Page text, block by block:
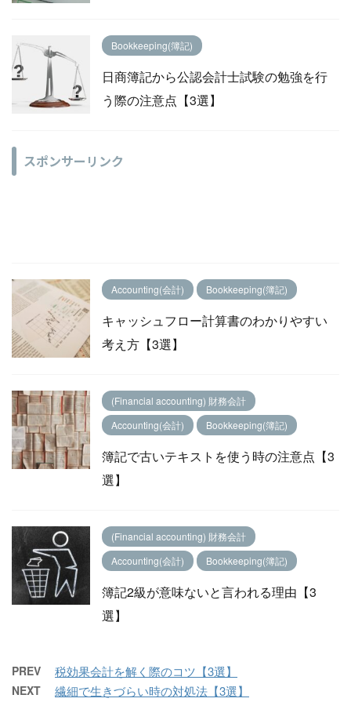
Bookkeeping(簿記)
日商簿記から公認会計士試験の勉強を行
う際の注意点【3選】
スポンサーリンク
Accounting(会計) Bookkeeping(簿記)
キャッシュフロー計算書のわかりやすい
考え方【3選】
(Financial accounting) 財務会計
Accounting(会計)
Bookkeeping(簿記)
簿記で古いテキストを使う時の注意点【3
選】
(Financial accounting) 財務会計
Accounting(会計)
Bookkeeping(簿記)
簿記2級が意味ないと言われる理由【3
選】
PREV 税効果会計を解く際のコツ【3選】
NEXT 繊細で生きづらい時の対処法【3選】